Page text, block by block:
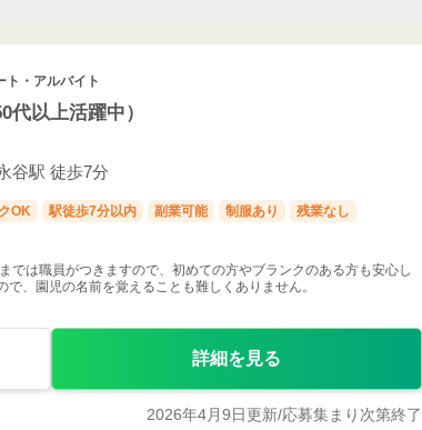
ト・アルバイト
以上活躍中）
谷駅 徒歩7分
OK 駅徒歩7分以内 副業可能 制服あり
残業なし
では職員がつきますので、初めての方やブランクのある方も安心し
、園児の名前を覚えることも難しくありません。
詳細を見る
2026年4月9日更新/応募集まり次第終了